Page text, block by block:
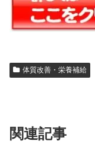
体質改善・栄養補給
関連記事